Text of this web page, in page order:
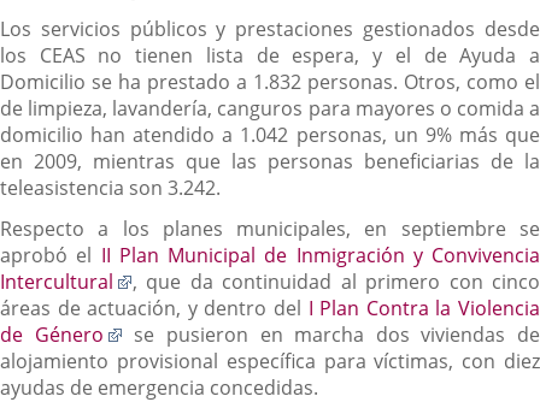
Los servicios públicos y prestaciones gestionados desde
los CEAS no tienen lista de espera, y el de Ayuda a
Domicilio se ha prestado a 1.832 personas. Otros, como el
de limpieza, lavandería, canguros para mayores o comida a
domicilio han atendido a 1.042 personas, un 9% más que
en 2009, mientras que las personas beneficiarias de la
teleasistencia son 3.242.
Respecto a los planes municipales, en septiembre se
aprobó el II Plan Municipal de Inmigración y Convivencia
Intercultural
Enlace
a
una
aplicación
externa.
, que da continuidad al primero con cinco
áreas de actuación, y dentro del I Plan Contra la Violencia
de Género
Enlace
a
una
se pusieron en marcha dos viviendas de
alojamiento provisional específica para víctimas, con diez
ayudas de emergencia concedidas.